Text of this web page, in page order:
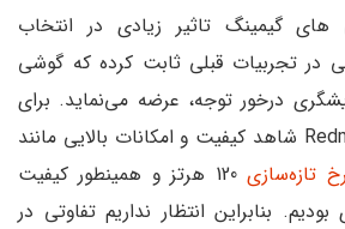
گیمینگ تاثیر زیادی در انتخاب
در تجربیات قبلی ثابت کرده که گوشی
درخور توجه، عرضه می‌نماید. برای
مثال، در گوشی Redmi K50 شاهد کیفیت و امکانات بالایی مانند
تازه‌سازی
120 هرتز و همینطور کیفیت
بنابراین انتظار نداریم تفاوتی در